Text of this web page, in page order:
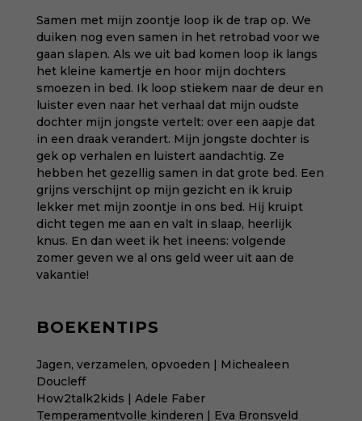
Samen met mijn zoontje loop ik de trap op. We
duiken nog even samen in het retrobad voor we
gaan slapen. Als we uit bad komen loop ik langs
het kleine kamertje en hoor mijn dochters
smoezen in bed. Ik loop stiekem naar de deur en
luister even naar het verhaal dat mijn oudste
dochter mijn jongste vertelt: over een aapje dat
in een draak verandert. Mijn jongste dochter is
gek op verhalen en luistert aandachtig. Ze
hebben het gezellig samen in dat grote bed. Een
grijns verschijnt op mijn gezicht en ik kruip
lekker met mijn zoontje in ons bed. Hij kruipt
dicht tegen me aan en valt in slaap, heerlijk
knus. En dan weet ik het ineens: volgende
zomer geven we al ons geld weer uit aan de
vakantie!
BOEKENTIPS
Jagen, verzamelen, opvoeden | Michealeen
Doucleff
How2talk2kids | Adele Faber
Temperamentvolle kinderen | Eva Bronsveld